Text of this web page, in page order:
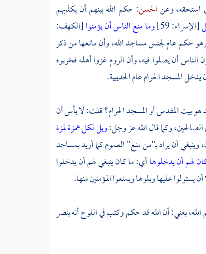
استحقه، وعنالحسن:حكم الله بينهم أن يكذبهم
[الإسراء: 59] وما منع الناس أن يؤمنوا[الكهف:
حكم عام لجنس مساجد الله، وأن مانعها من ذكر
الناس أن يصلوا فيه، وأنالرومغزوا أهله فخربوه
يدخلالمسجد الحرامعامالحديبية.
هوبيت المقدسأوالمسجد الحرام؟قلت: لا بأس أن
وكما قال الله عز وجل:ويل لكل همزة لمزة
وينبغي أن يراد بـ"من منع" العموم كما أريد بمساجد
لهم أن يدخلوهاأي: ما كان ينبغي لهم أن يدخلوا
عليها ويلوها ويمنعوا المؤمنين منها.
يعني: أن الله قد حكم وكتب في اللوح أنه ينصر